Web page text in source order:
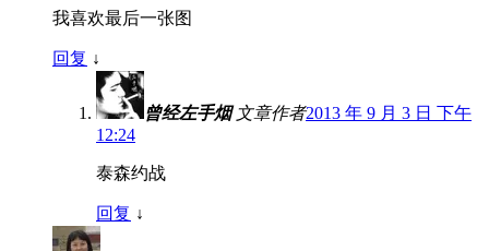
我喜欢最后一张图
回复 ↓
曾经左手烟 文章作者2013 年 9 月 3 日 下午
12:24
泰森约战
回复 ↓